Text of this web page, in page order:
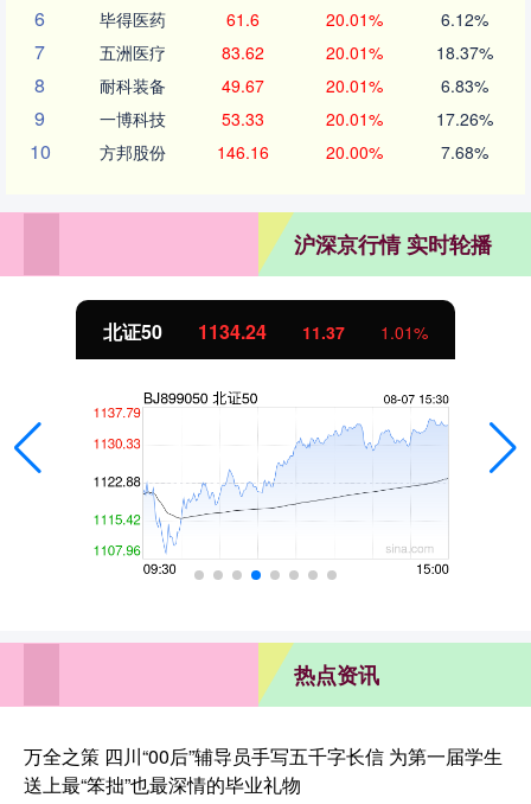
6 毕得医药 61.6 20.01% 6.12%
7 五洲医疗 83.62 20.01% 18.37%
8 耐科装备 49.67 20.01% 6.83%
9 一博科技 53.33 20.01% 17.26%
10 方邦股份 146.16 20.00% 7.68%
沪深京行情 实时轮播
北证50 1134.24 11.37 1.01%
热点资讯
万全之策 四川“00后”辅导员手写五千字长信 为第一届学生
送上最“笨拙”也最深情的毕业礼物